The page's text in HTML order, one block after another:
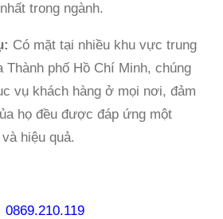
trong ngành.
Có mặt tại nhiều khu vực trung
Thành phố Hồ Chí Minh, chúng
vụ khách hàng ở mọi nơi, đảm
họ đều được đáp ứng một
hiệu quả.
0869.210.119